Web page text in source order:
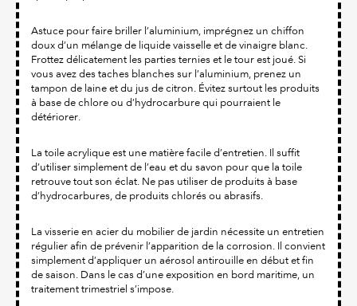
Astuce pour faire briller l’aluminium, imprégnez un chiffon
doux d’un mélange de liquide vaisselle et de vinaigre blanc.
Frottez délicatement les parties ternies et le tour est joué. Si
vous avez des taches blanches sur l’aluminium, prenez un
tampon de laine et du jus de citron. Évitez surtout les produits
à base de chlore ou d’hydrocarbure qui pourraient le
détériorer.
La toile acrylique est une matière facile d’entretien. Il suffit
d’utiliser simplement de l’eau et du savon pour que la toile
retrouve tout son éclat. Ne pas utiliser de produits à base
d’hydrocarbures, de produits chlorés ou abrasifs.
La visserie en acier du mobilier de jardin nécessite un entretien
régulier afin de prévenir l’apparition de la corrosion. Il convient
simplement d’appliquer un aérosol antirouille en début et fin
de saison. Dans le cas d’une exposition en bord maritime, un
traitement trimestriel s’impose.